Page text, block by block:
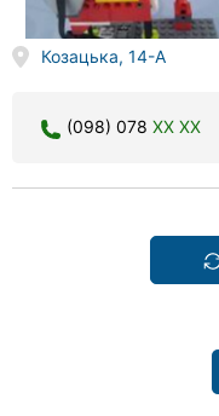
Козацька, 14-А
(098) 078 XX XX